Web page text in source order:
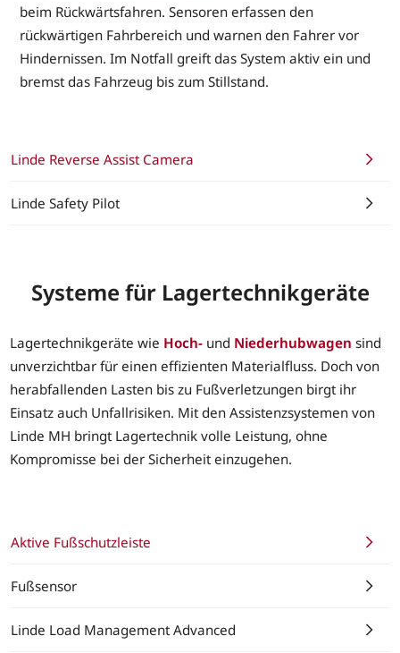
beim Rückwärtsfahren. Sensoren erfassen den
rückwärtigen Fahrbereich und warnen den Fahrer vor
Hindernissen. Im Notfall greift das System aktiv ein und
bremst das Fahrzeug bis zum Stillstand.
Linde Reverse Assist Camera
Linde Safety Pilot
Systeme für Lagertechnikgeräte
Lagertechnikgeräte wie Hoch- und Niederhubwagen sind
unverzichtbar für einen effizienten Materialfluss. Doch von
herabfallenden Lasten bis zu Fußverletzungen birgt ihr
Einsatz auch Unfallrisiken. Mit den Assistenzsystemen von
Linde MH bringt Lagertechnik volle Leistung, ohne
Kompromisse bei der Sicherheit einzugehen.
Aktive Fußschutzleiste
Fußsensor
Linde Load Management Advanced